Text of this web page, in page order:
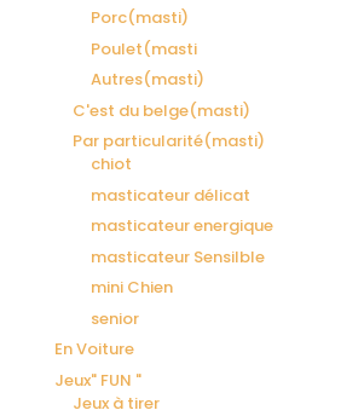
Porc(masti)
Poulet(masti
Autres(masti)
C'est du belge(masti)
Par particularité(masti)
chiot
masticateur délicat
masticateur energique
masticateur Sensilble
mini Chien
senior
En Voiture
Jeux" FUN "
Jeux à tirer